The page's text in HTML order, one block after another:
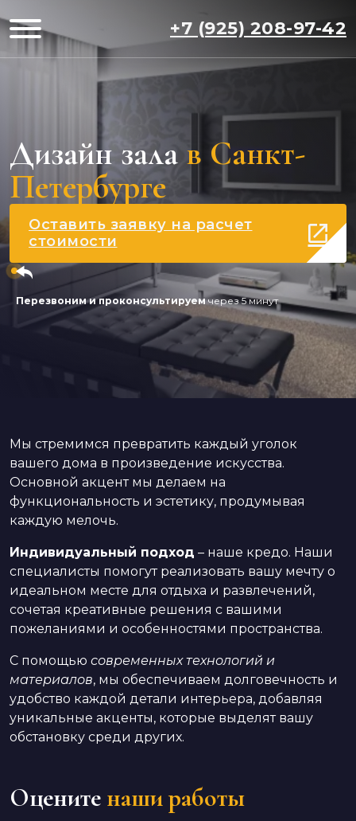
+7 (925) 208-97-42
Дизайн зала в Санкт-
Петербурге
Оставить заявку на расчет
стоимости
Перезвоним и проконсультируемчерез 5 минут
Мы стремимся превратить каждый уголок
вашего дома в произведение искусства.
Основной акцент мы делаем на
функциональность и эстетику, продумывая
каждую мелочь.
Индивидуальный подход – наше кредо. Наши
специалисты помогут реализовать вашу мечту о
идеальном месте для отдыха и развлечений,
сочетая креативные решения с вашими
пожеланиями и особенностями пространства.
С помощью современных технологий и
материалов, мы обеспечиваем долговечность и
удобство каждой детали интерьера, добавляя
уникальные акценты, которые выделят вашу
обстановку среди других.
Оцените наши работы